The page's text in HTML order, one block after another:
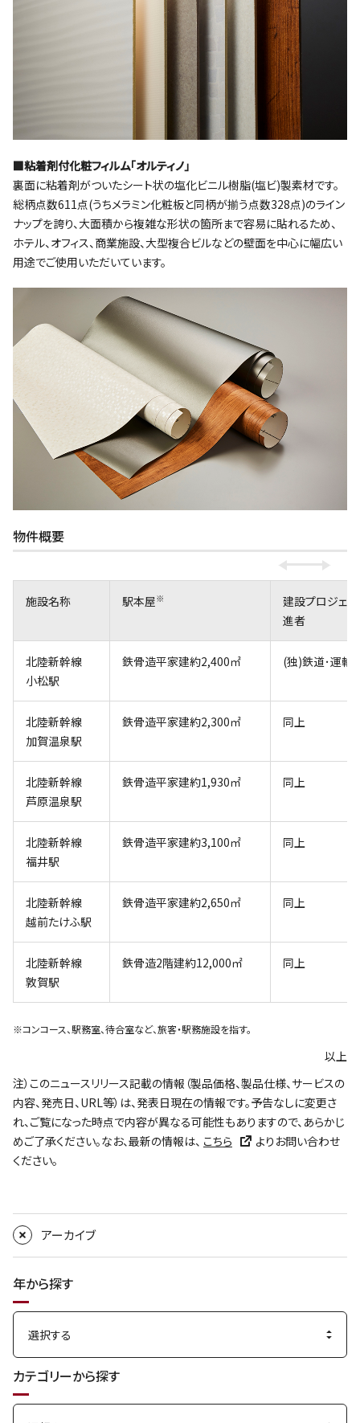
■粘着剤付化粧フィルム｢オルティノ｣
裏面に粘着剤がついたシート状の塩化ビニル樹脂(塩ビ)製素材です。
総柄点数611点(うちメラミン化粧板と同柄が揃う点数328点)のライン
ナップを誇り、大面積から複雑な形状の箇所まで容易に貼れるため、
ホテル、オフィス、商業施設、大型複合ビルなどの壁面を中心に幅広い
用途でご使用いただいています。
物件概要
施設名称 駅本屋※
建設プロジェク
進者
北陸新幹線
小松駅
鉄骨造平家建約2,400㎡ (独)鉄道･運輸
北陸新幹線
加賀温泉駅
鉄骨造平家建約2,300㎡ 同上
北陸新幹線
芦原温泉駅
鉄骨造平家建約1,930㎡ 同上
北陸新幹線
福井駅
鉄骨造平家建約3,100㎡ 同上
北陸新幹線
越前たけふ駅
鉄骨造平家建約2,650㎡ 同上
北陸新幹線
敦賀駅
鉄骨造2階建約12,000㎡ 同上
※コンコース、駅務室、待合室など、旅客・駅務施設を指す。
以上
注）このニュースリリース記載の情報（製品価格、製品仕様、サービスの
内容、発売日、URL等）は、発表日現在の情報です。予告なしに変更さ
れ、ご覧になった時点で内容が異なる可能性もありますので、あらかじ
めご了承ください。なお、最新の情報は、 こちら
よりお問い合わせ
ください。
アーカイブ
年から探す
カテゴリーから探す